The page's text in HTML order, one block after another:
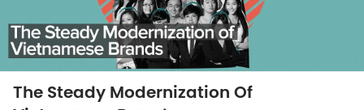
The Steady Modernization Of